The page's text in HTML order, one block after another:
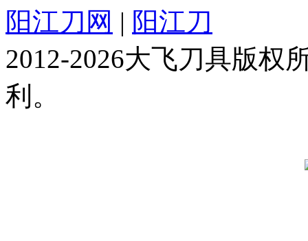
阳江刀网 | 阳江刀
2012-2026大飞刀具版权
利。